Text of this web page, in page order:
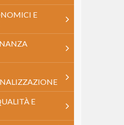
E
E